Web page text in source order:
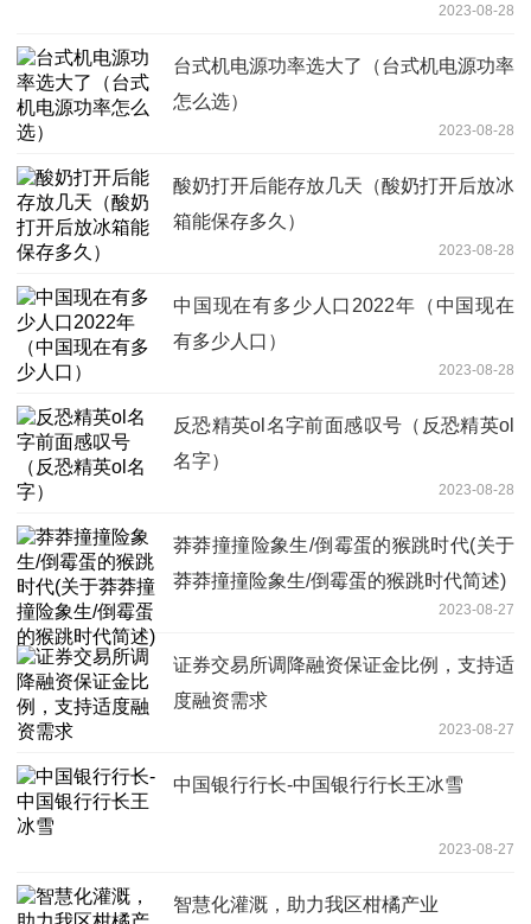
2023-08-28
台式机电源功率选大了（台式机电源功率
怎么选）
2023-08-28
酸奶打开后能存放几天（酸奶打开后放冰
箱能保存多久）
2023-08-28
中国现在有多少人口2022年（中国现在
有多少人口）
2023-08-28
反恐精英ol名字前面感叹号（反恐精英ol
名字）
2023-08-28
莽莽撞撞险象生/倒霉蛋的猴跳时代(关于
莽莽撞撞险象生/倒霉蛋的猴跳时代简述)
2023-08-27
证券交易所调降融资保证金比例，支持适
度融资需求
2023-08-27
中国银行行长-中国银行行长王冰雪
2023-08-27
智慧化灌溉，助力我区柑橘产业